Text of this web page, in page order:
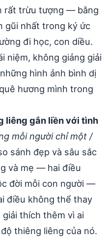
rất trừu tượng — bằng
gũi nhất trong ký ức
đi học, con diều.
niệm, không giảng giải
hình ảnh bình dị
hương mình trong
liêng gắn liền với tình
mỗi người chỉ một /
sánh đẹp và sâu sắc
và mẹ — hai điều
đời mỗi con người —
điều không thể thay
thích thêm vì ai
thiêng liêng của nó.